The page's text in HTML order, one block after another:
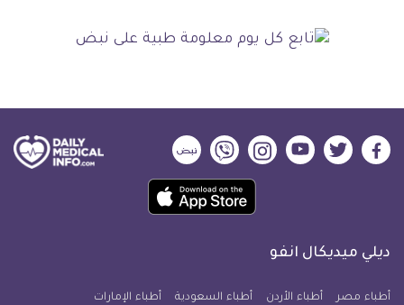
ديلي
فيسبوك
ديلي
تويتر
ديلي
ميديكال
يوتيوب
ديلي
ميديكال
انفو
ديلي
ميديكال
انفو
ديلي
ميديكال
انفو
حمل
تطبيق
معلومة
ديلي ميديكال انفو
أطباء مصر أطباء الأردن أطباء السعودية أطباء الإمارات